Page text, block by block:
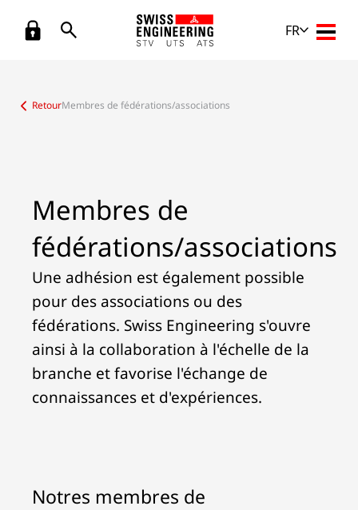
FR Open
RetourMembres de fédérations/associations
Membres de
fédérations/associations
Une adhésion est également possible
pour des associations ou des
fédérations. Swiss Engineering s'ouvre
ainsi à la collaboration à l'échelle de la
branche et favorise l'échange de
connaissances et d'expériences.
Notres membres de